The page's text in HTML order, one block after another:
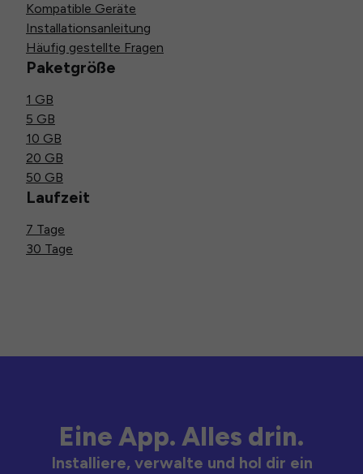
Kompatible Geräte
Installationsanleitung
Häufig gestellte Fragen
Paketgröße
1 GB
5 GB
10 GB
20 GB
50 GB
Laufzeit
7 Tage
30 Tage
Eine App. Alles drin.
Installiere, verwalte und hol dir ein